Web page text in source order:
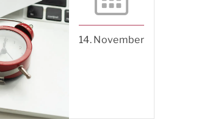
14. November